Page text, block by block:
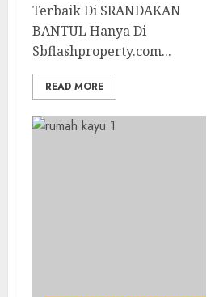
Terbaik Di SRANDAKAN
BANTUL Hanya Di
Sbflashproperty.com...
READ MORE